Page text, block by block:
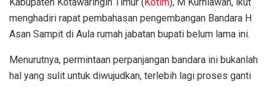
menghadiri rapat pembahasan pengembangan Bandara H
Asan Sampit di Aula rumah jabatan bupati belum lama ini.
Menurutnya, permintaan perpanjangan bandara ini bukanlah
hal yang sulit untuk diwujudkan, terlebih lagi proses ganti